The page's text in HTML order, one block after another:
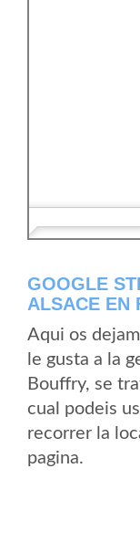
GOOGLE
ALSACE EN
Aqui os
le gusta a la
Bouffry, se
cual podeis
recorrer la
pagina.